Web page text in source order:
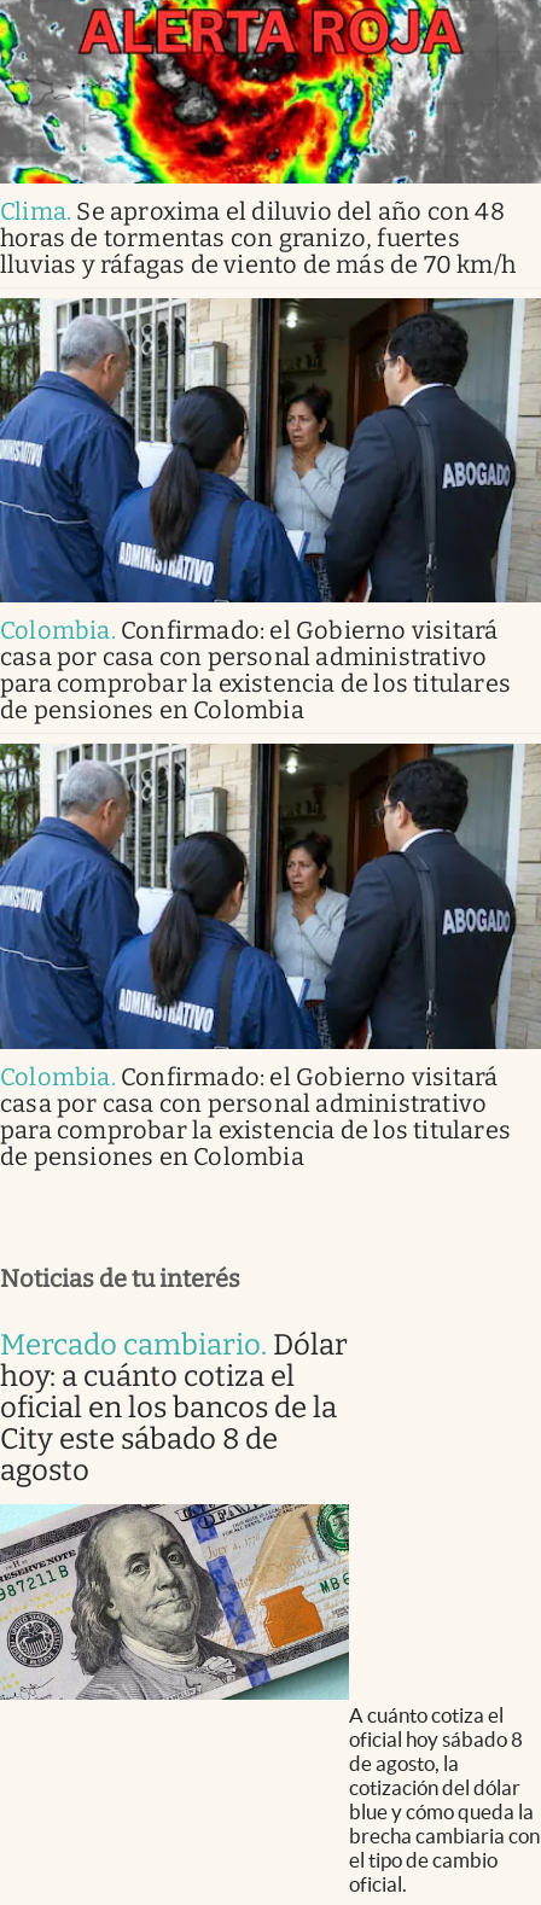
Clima. Se aproxima el diluvio del año con 48
horas de tormentas con granizo, fuertes
lluvias y ráfagas de viento de más de 70 km/h
Colombia. Confirmado: el Gobierno visitará
casa por casa con personal administrativo
para comprobar la existencia de los titulares
de pensiones en Colombia
Colombia. Confirmado: el Gobierno visitará
casa por casa con personal administrativo
para comprobar la existencia de los titulares
de pensiones en Colombia
Noticias de tu interés
Mercado cambiario. Dólar
hoy: a cuánto cotiza el
oficial en los bancos de la
City este sábado 8 de
agosto
A cuánto cotiza el
oficial hoy sábado 8
de agosto, la
cotización del dólar
blue y cómo queda la
brecha cambiaria con
el tipo de cambio
oficial.